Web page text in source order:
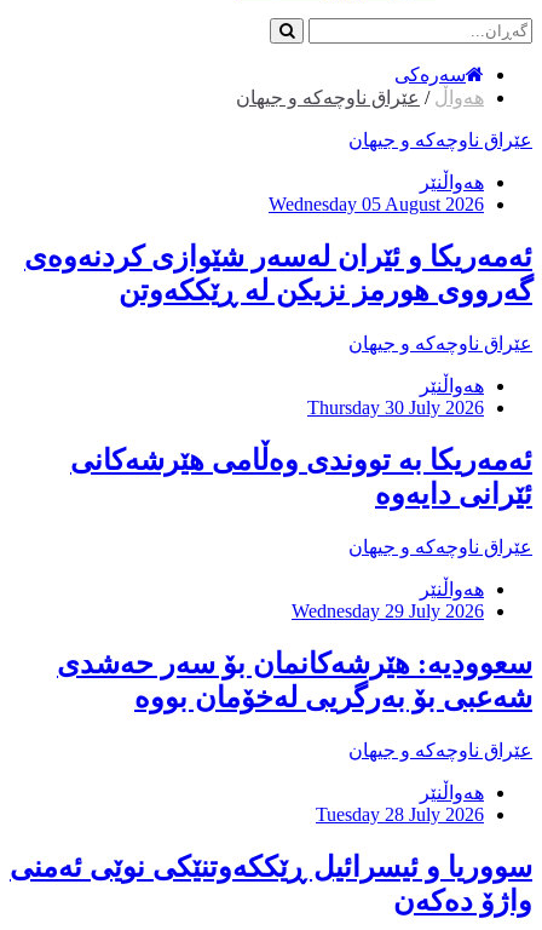
سەرەکی
هەواڵ / عێراق ناوچەکە و جیهان
عێراق ناوچەکە و جیهان
هەواڵنێر
Wednesday 05 August 2026
ئەمەریكا و ئێران لەسەر شێوازی كردنەوەی
گەرووی هورمز نزیكن لە ڕێككەوتن
عێراق ناوچەکە و جیهان
هەواڵنێر
Thursday 30 July 2026
ئەمەریکا بە تووندی وەڵامی هێرشەکانی
ئێرانی دایەوە
عێراق ناوچەکە و جیهان
هەواڵنێر
Wednesday 29 July 2026
‏سعوودیە: هێرشەكانمان بۆ سەر حەشدی
شەعبی بۆ بەرگریی لەخۆمان بووە
عێراق ناوچەکە و جیهان
هەواڵنێر
Tuesday 28 July 2026
سووریا و ئیسرائیل ڕێککەوتنێکی نوێی ئەمنی
واژۆ دەکەن